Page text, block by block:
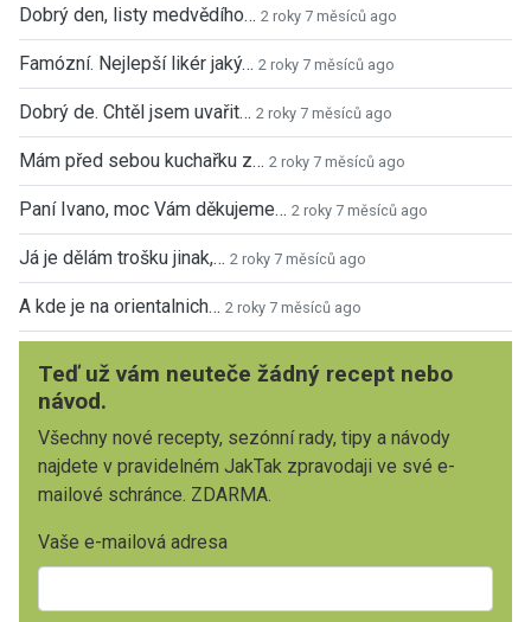
Dobrý den, listy medvědího… 2 roky 7 měsíců ago
Famózní. Nejlepší likér jaký… 2 roky 7 měsíců ago
Dobrý de. Chtěl jsem uvařit… 2 roky 7 měsíců ago
Mám před sebou kuchařku z… 2 roky 7 měsíců ago
Paní Ivano, moc Vám děkujeme… 2 roky 7 měsíců ago
Já je dělám trošku jinak,… 2 roky 7 měsíců ago
A kde je na orientalnich… 2 roky 7 měsíců ago
Teď už vám neuteče žádný recept nebo
návod.
Všechny nové recepty, sezónní rady, tipy a návody
najdete v pravidelném JakTak zpravodaji ve své e-
mailové schránce. ZDARMA.
Vaše e-mailová adresa